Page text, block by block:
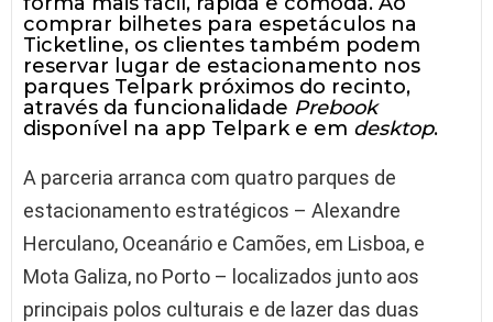
comprar bilhetes para espetáculos na
Ticketline, os clientes também podem
reservar lugar de estacionamento nos
parques Telpark próximos do recinto,
através da funcionalidade Prebook
disponível na app Telpark e em desktop.
A parceria arranca com quatro parques de
estacionamento estratégicos – Alexandre
Herculano, Oceanário e Camões, em Lisboa, e
Mota Galiza, no Porto – localizados junto aos
principais polos culturais e de lazer das duas